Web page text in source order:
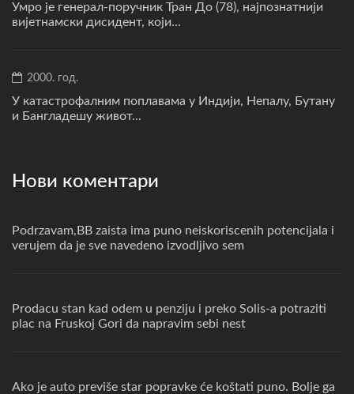
Умро је генерал-поручник Тран До (78), најпознатнији
вијетнамски дисидент, који...
2000. год.
У катастрофалним поплавама у Индији, Непалу, Бутану
и Бангладешу живот...
Нови коментари
Podrzavam,BB zaista ima puno neiskoriscenih potencijala i
verujem da je sve navedeno izvodljivo sem
Prodacu stan kad odem u penziju i preko Solis-a potraziti
plac na Fruskoj Gori da napravim sebi nest
Ako je auto previše star popravke će koštati puno. Bolje ga